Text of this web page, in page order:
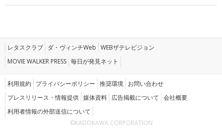
レタスクラブ ダ・ヴィンチWeb WEBザテレビジョン
MOVIE WALKER PRESS 毎日が発見ネット
利用規約 プライバシーポリシー 推奨環境 お問い合わせ
プレスリリース・情報提供 媒体資料 広告掲載について 会社概要
利用者情報の外部送信について
©KADOKAWA CORPORATION